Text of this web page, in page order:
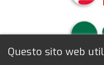
Questo sito web